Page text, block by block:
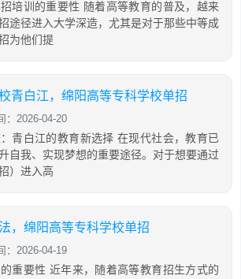
培训的重要性 随着高等教育的普及，越来
途径进入大学深造，尤其是对于那些中等成
为他们提
青白江，绵阳高等专科学校单招
：2026-04-20
青白江的教育新选择 在现代社会，教育已
自我、实现梦想的重要途径。对于想要通过
）进入高
，绵阳高等专科学校单招
：2026-04-19
重要性 近年来，随着高等教育招生方式的